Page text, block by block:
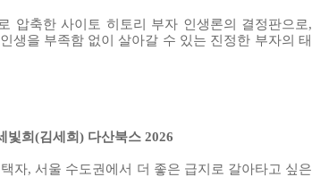
압축한 사이토 히토리 부자 인생론의 결정판으로,
생을 부족함 없이 살아갈 수 있는 진정한 부자의 태
빛희(김세희) 다산북스 2026
자, 서울 수도권에서 더 좋은 급지로 갈아타고 싶은